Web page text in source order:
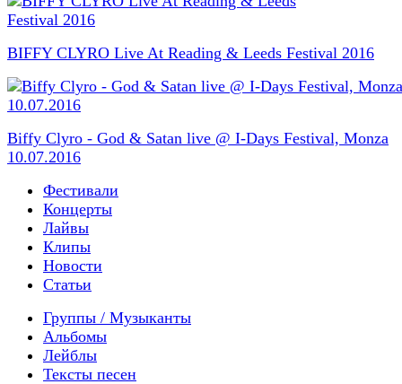
BIFFY CLYRO Live At Reading & Leeds Festival 2016
Biffy Clyro - God & Satan live @ I-Days Festival, Monza
10.07.2016
Фестивали
Концерты
Лайвы
Клипы
Новости
Статьи
Группы / Музыканты
Альбомы
Лейблы
Тексты песен